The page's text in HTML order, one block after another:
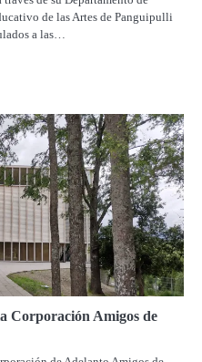
de las Artes de Panguipulli
a las…
Corporación Amigos de